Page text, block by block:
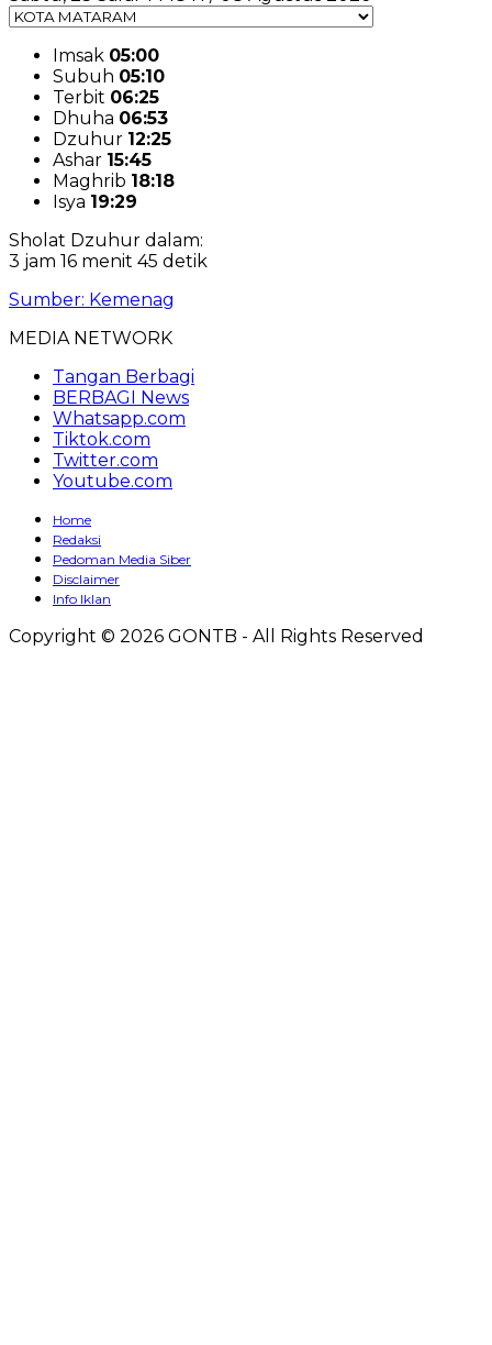
Imsak 05:00
Subuh 05:10
Terbit 06:25
Dhuha 06:53
Dzuhur 12:25
Ashar 15:45
Maghrib 18:18
Isya 19:29
Sholat Dzuhur dalam:
3 jam 16 menit 45 detik
Sumber: Kemenag
MEDIA NETWORK
Tangan Berbagi
BERBAGI News
Whatsapp.com
Tiktok.com
Twitter.com
Youtube.com
Home
Redaksi
Pedoman Media Siber
Disclaimer
Info Iklan
Copyright © 2026 GONTB - All Rights Reserved